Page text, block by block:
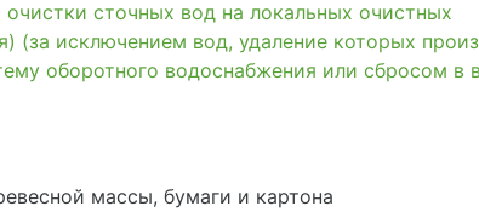
сточных вод на локальных очистных
(за исключением вод, удаление которых
оборотного водоснабжения или сбросом в
массы, бумаги и картона